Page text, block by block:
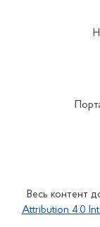
Весь контент
Attribution 4.0